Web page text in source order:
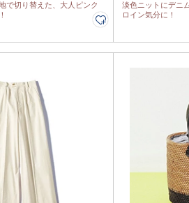
で切り替えた、大人ピンク
淡色ニットにデニ
ロイン気分に！